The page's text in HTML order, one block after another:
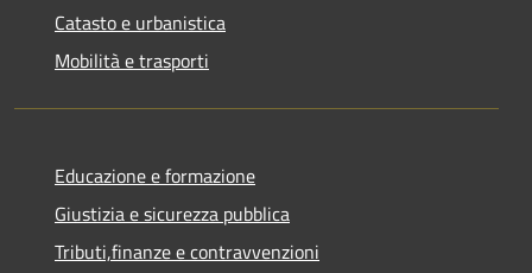
Catasto e urbanistica
Mobilità e trasporti
Educazione e formazione
Giustizia e sicurezza pubblica
Tributi,finanze e contravvenzioni